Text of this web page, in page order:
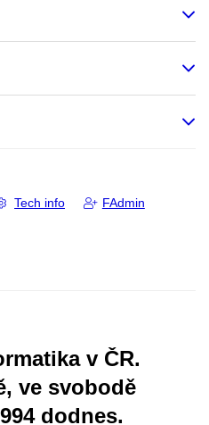
Tech info FAdmin
v ČR.
ve svobodě
dodnes.